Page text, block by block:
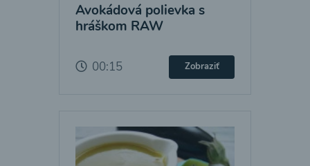
Avokádová polievka s
hráškom RAW
00:15 Zobraziť